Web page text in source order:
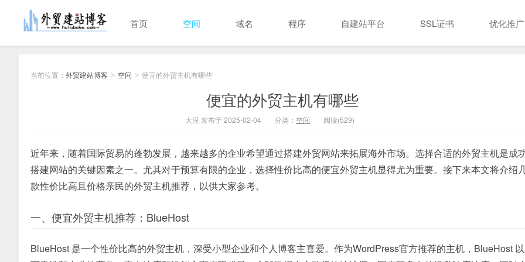
首页 空间 域名 程序 自建站平台 SSL证书 优化推广
当前位置： 外贸建站博客 > 空间 > 便宜的外贸主机有哪些
便宜的外贸主机有哪些
大漠 发布于 2025-02-04 分类： 空间 阅读(529)
近年来，随着国际贸易的蓬勃发展，越来越多的企业希望通过搭建外贸网站来拓展海外市场。选择合适的外贸主机是成
搭建网站的关键因素之一。尤其对于预算有限的企业，选择性价比高的便宜外贸主机显得尤为重要。接下来本文将介绍
款性价比高且价格亲民的外贸主机推荐，以供大家参考。
一、便宜外贸主机推荐：BlueHost
BlueHost 是一个性价比高的外贸主机，深受小型企业和个人博客主喜爱。作为WordPress官方推荐的主机，BlueHost